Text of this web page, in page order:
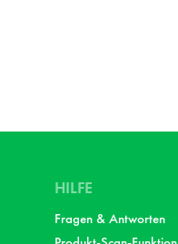
HILFE
Fragen & Antworten